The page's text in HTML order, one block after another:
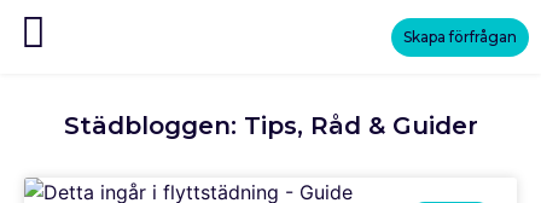
Skapa förfrågan
Städbloggen: Tips, Råd & Guider